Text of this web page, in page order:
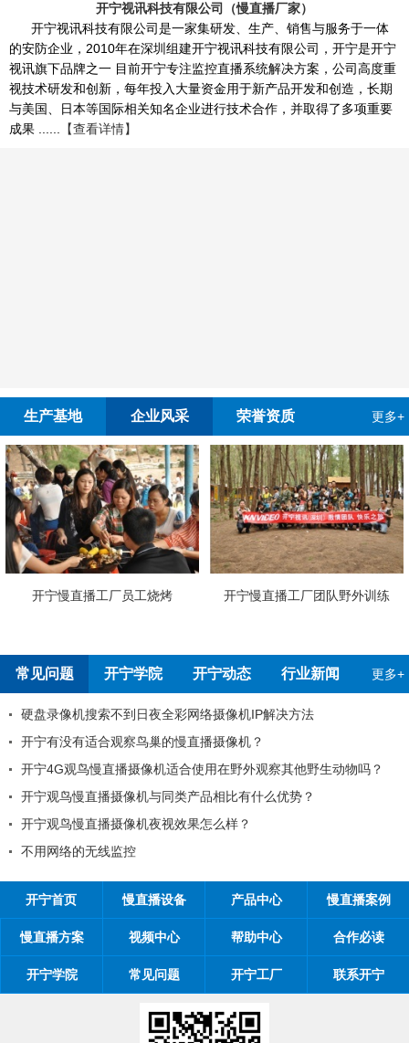
开宁视讯科技有限公司（慢直播厂家）
开宁视讯科技有限公司是一家集研发、生产、销售与服务于一体
的安防企业，2010年在深圳组建开宁视讯科技有限公司，开宁是开宁
视讯旗下品牌之一 目前开宁专注监控直播系统解决方案，公司高度重
视技术研发和创新，每年投入大量资金用于新产品开发和创造，长期
与美国、日本等国际相关知名企业进行技术合作，并取得了多项重要
成果 ......
【查看详情】
生产基地 企业风采 荣誉资质 更多+
开宁慢直播工厂员工烧烤 开宁慢直播工厂团队野外训练
常见问题 开宁学院 开宁动态 行业新闻 更多+
硬盘录像机搜索不到日夜全彩网络摄像机IP解决方法
开宁有没有适合观察鸟巢的慢直播摄像机？
开宁4G观鸟慢直播摄像机适合使用在野外观察其他野生动物吗？
开宁观鸟慢直播摄像机与同类产品相比有什么优势？
开宁观鸟慢直播摄像机夜视效果怎么样？
不用网络的无线监控
开宁首页 慢直播设备 产品中心 慢直播案例
慢直播方案 视频中心 帮助中心 合作必读
开宁学院 常见问题 开宁工厂 联系开宁